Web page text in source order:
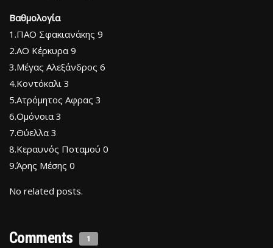
Βαθμολογία
1.ΠΑΟ Σφακιανάκης 9
2.ΑΟ Κέρκυρα 9
3.Μέγας Αλεξάνδρος 6
4.Κοντόκαλι 3
5.Ατρόμητος Αφρας 3
6.Ομόνοια 3
7.Θύελλα 3
8.Κεραυνός Ποταμού 0
9.Άρης Μέσης 0
No related posts.
Comments 1